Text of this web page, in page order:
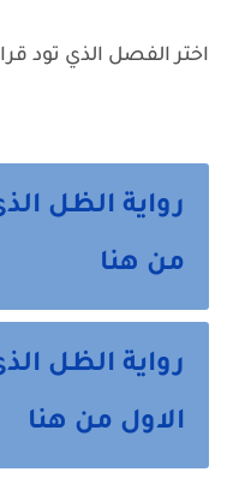
اختر الفصل الذي تود
رواية الظل
من هنا
رواية الظل
الاول من هنا